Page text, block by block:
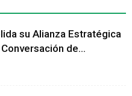
su Alianza Estratégica
de...